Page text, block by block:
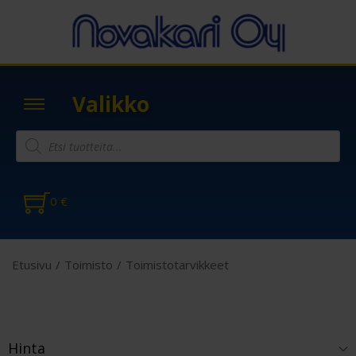
Valikko
0 €
Etusivu / Toimisto / Toimistotarvikkeet
Hinta